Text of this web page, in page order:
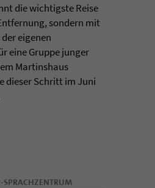
die wichtigste Reise
sondern mit
eigenen
eine Gruppe junger
Martinshaus
dieser Schritt im Juni
SPRACHZENTRUM